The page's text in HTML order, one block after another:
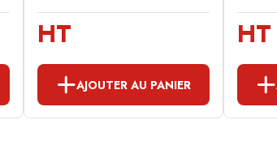
HT
AJOUTER AU PANIER
HT